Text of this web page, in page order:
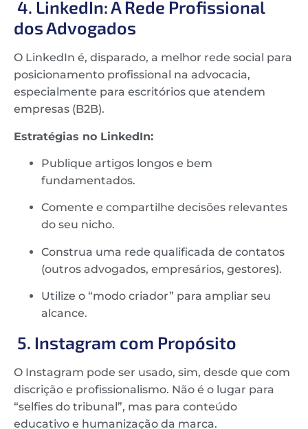
4. LinkedIn: A Rede Profissional
dos Advogados
O LinkedIn é, disparado, a melhor rede social para
posicionamento profissional na advocacia,
especialmente para escritórios que atendem
empresas (B2B).
Estratégias no LinkedIn:
Publique artigos longos e bem
fundamentados.
Comente e compartilhe decisões relevantes
do seu nicho.
Construa uma rede qualificada de contatos
(outros advogados, empresários, gestores).
Utilize o “modo criador” para ampliar seu
alcance.
5. Instagram com Propósito
O Instagram pode ser usado, sim, desde que com
discrição e profissionalismo. Não é o lugar para
“selfies do tribunal”, mas para conteúdo
educativo e humanização da marca.